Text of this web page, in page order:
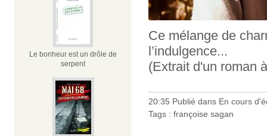
Le bonheur est un drôle de
serpent
Ce mélange de
l’indulgence...
(Extrait d'un roman
20:35 Publié dans En cours
Tags : françoise sagan